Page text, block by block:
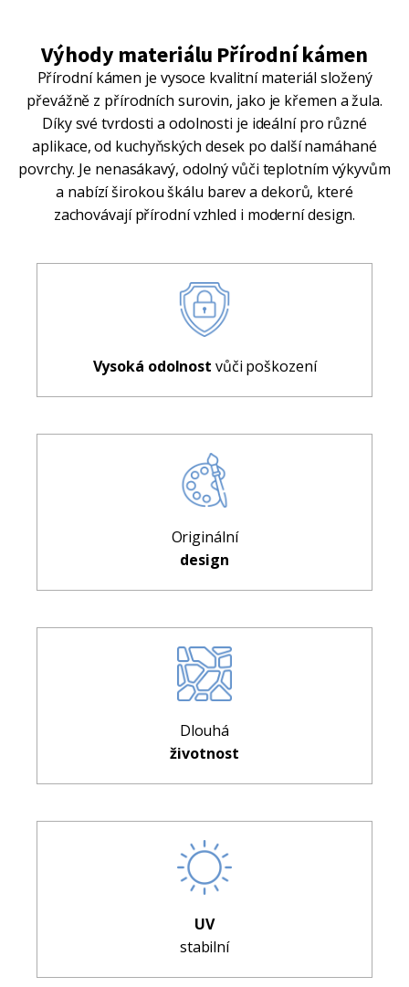
Výhody materiálu Přírodní kámen
Přírodní kámen je vysoce kvalitní materiál složený
převážně z přírodních surovin, jako je křemen a žula.
Díky své tvrdosti a odolnosti je ideální pro různé
aplikace, od kuchyňských desek po další namáhané
povrchy. Je nenasákavý, odolný vůči teplotním výkyvům
a nabízí širokou škálu barev a dekorů, které
zachovávají přírodní vzhled i moderní design.
Vysoká odolnost vůči poškození
Originální
design
Dlouhá
životnost
UV
stabilní